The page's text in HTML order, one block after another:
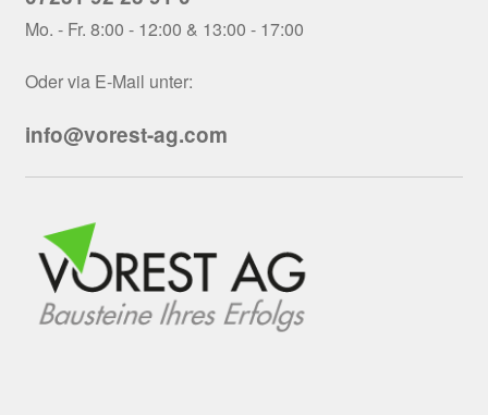
Mo. - Fr. 8:00 - 12:00 & 13:00 - 17:00
Oder via E-Mail unter:
info@vorest-ag.com